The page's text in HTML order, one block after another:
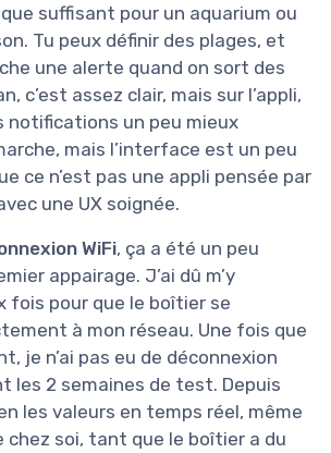
que suffisant pour un aquarium ou
Tu peux définir des plages, et
une alerte quand on sort des
c’est assez clair, mais sur l’appli,
notifications un peu mieux
mais l’interface est un peu
ce n’est pas une appli pensée par
une UX soignée.
WiFi, ça a été un peu
appairage. J’ai dû m’y
fois pour que le boîtier se
à mon réseau. Une fois que
je n’ai pas eu de déconnexion
les 2 semaines de test. Depuis
les valeurs en temps réel, même
chez soi, tant que le boîtier a du